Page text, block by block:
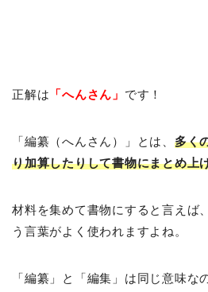
正解は 「へんさん」 です！
「編纂（へんさん）」とは、 多く
り加算したりして書物にまとめ上
材料を集めて書物にすると言えば
う言葉がよく使われますよね。
「編纂」と「編集」は同じ意味な